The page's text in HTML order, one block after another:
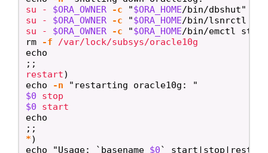
su - $ORA_OWNER -c "$ORA_HOME/bin/dbshut"
su - $ORA_OWNER -c "$ORA_HOME/bin/lsnrctl
su - $ORA_OWNER -c "$ORA_HOME/bin/emctl stop
rm
-f
echo
;;
restart)
echo
-n
"restarting oracle10g: "
$0
$0
echo
;;
*)
echo
"Usage: ` basename $0`